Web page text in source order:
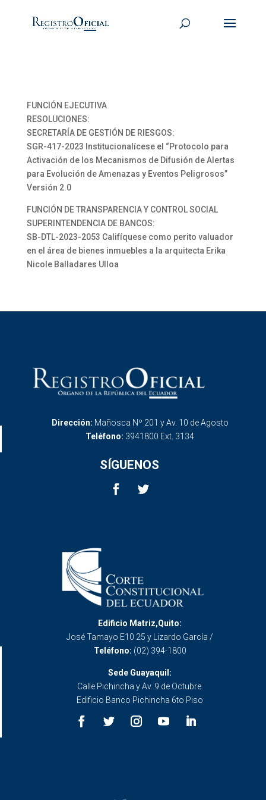
FUNCIÓN EJECUTIVA
RESOLUCIONES:
SECRETARÍA DE GESTIÓN DE RIESGOS:
SGR-417-2023 Institucionalícese el “Protocolo para
Activación de los Mecanismos de Difusión de Alertas
para Evolución de Amenazas y Eventos Peligrosos”
Versión 2.0
FUNCIÓN DE TRANSPARENCIA Y CONTROL SOCIAL
SUPERINTENDENCIA DE BANCOS:
SB-DTL-2023-2053 Califíquese como perito valuador
en el área de bienes inmuebles a la arquitecta Erika
Nicole Balladares Ulloa
Dirección: Mañosca Nº 201 y Av. 10 de Agosto
Teléfono: 3941800 Ext. 3134
SÍGUENOS
Edificio Matriz,Quito:
José Tamayo E10 25 y Lizardo García /
Teléfono: (02) 394-1800
Sede Guayaquil:
Calle Pichincha y Av. 9 de Octubre.
Edificio Banco Pichincha 6to Piso